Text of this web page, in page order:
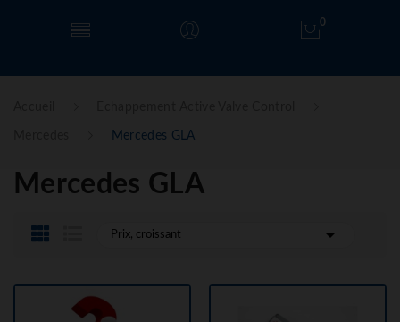
0
Mercedes GLA
Mercedes GLA
Prix, croissant 